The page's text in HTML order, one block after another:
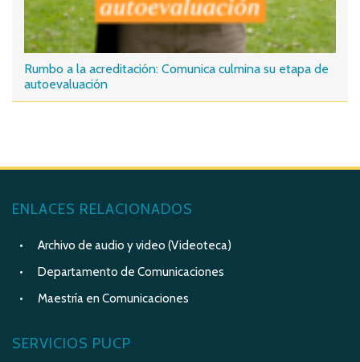
Rumbo a la acreditación: Comunica culmina su etapa de
autoevaluación
ENLACES RELACIONADOS
Archivo de audio y video (Videoteca)
Departamento de Comunicaciones
Maestría en Comunicaciones
SERVICIOS PUCP